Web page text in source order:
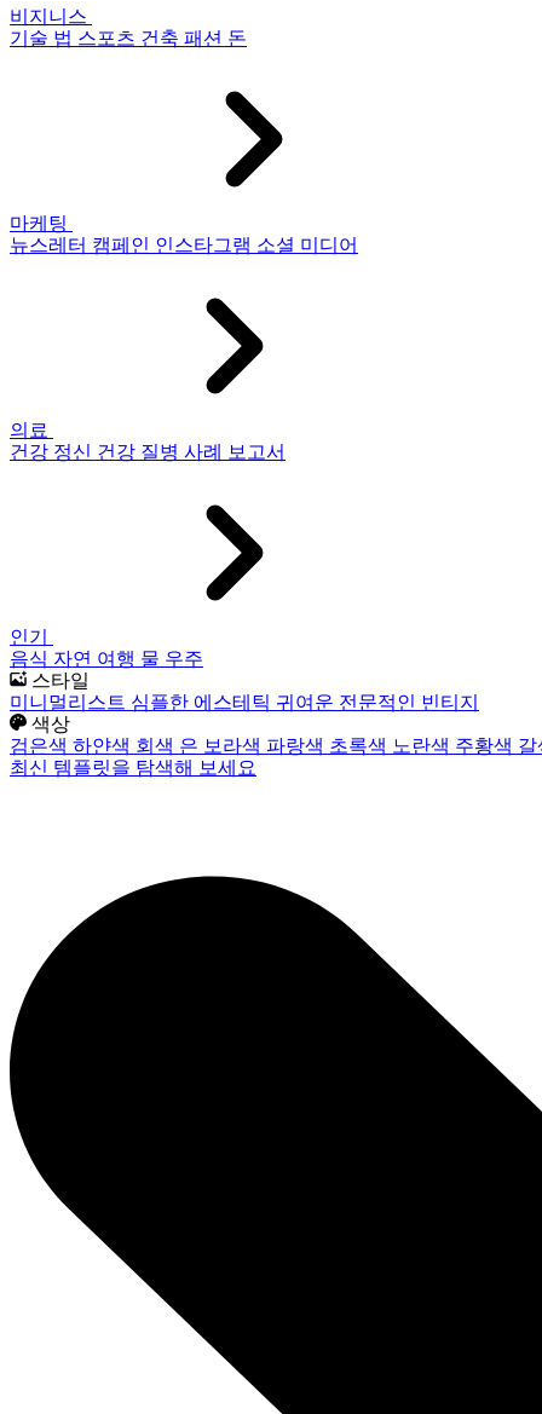
비지니스
기술 법 스포츠 건축 패션 돈
마케팅
뉴스레터 캠페인 인스타그램 소셜 미디어
의료
건강 정신 건강 질병 사례 보고서
인기
음식 자연 여행 물 우주
스타일
미니멀리스트 심플한 에스테틱 귀여운 전문적인 빈티지
색상
검은색 하얀색 회색 은 보라색 파랑색 초록색 노란색 주황색
최신 템플릿을 탐색해 보세요